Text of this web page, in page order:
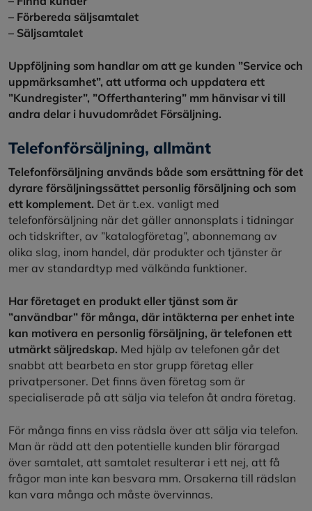
– Förbereda säljsamtalet
– Säljsamtalet
Uppföljning som handlar om att ge kunden ”Service och
uppmärksamhet”, att utforma och uppdatera ett
”Kundregister”, ”Offerthantering” mm hänvisar vi till
andra delar i huvudområdet Försäljning.
Telefonförsäljning, allmänt
Telefonförsäljning används både som ersättning för det
dyrare försäljningssättet personlig försäljning och som
ett komplement. Det är t.ex. vanligt med
telefonförsäljning när det gäller annonsplats i tidningar
och tidskrifter, av ”katalogföretag”, abonnemang av
olika slag, inom handel, där produkter och tjänster är
mer av standardtyp med välkända funktioner.
Har företaget en produkt eller tjänst som är
”användbar” för många, där intäkterna per enhet inte
kan motivera en personlig försäljning, är telefonen ett
utmärkt säljredskap. Med hjälp av telefonen går det
snabbt att bearbeta en stor grupp företag eller
privatpersoner. Det finns även företag som är
specialiserade på att sälja via telefon åt andra företag.
För många finns en viss rädsla över att sälja via telefon.
Man är rädd att den potentielle kunden blir förargad
över samtalet, att samtalet resulterar i ett nej, att få
frågor man inte kan besvara mm. Orsakerna till rädslan
kan vara många och måste övervinnas.